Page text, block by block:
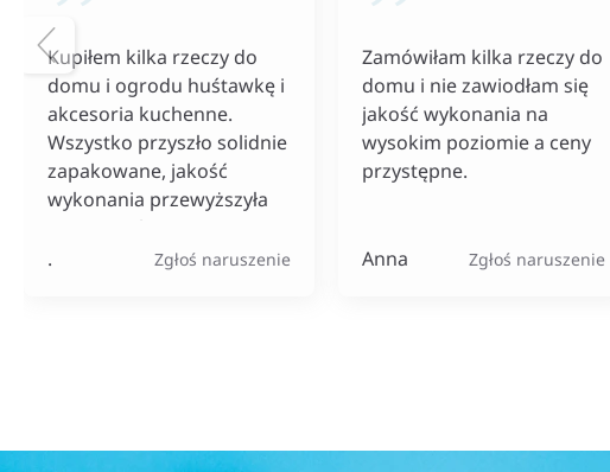
Kupiłem kilka rzeczy do
domu i ogrodu huśtawkę i
akcesoria kuchenne.
Wszystko przyszło solidnie
zapakowane, jakość
wykonania przewyższyła
wysyłka była naprawdę
. Zgłoś naruszenie
Zamówiłam kilka rzeczy do
domu i nie zawiodłam się
jakość wykonania na
wysokim poziomie a ceny
przystępne.
Anna Zgłoś naruszenie